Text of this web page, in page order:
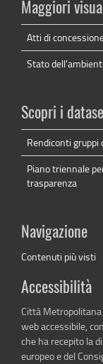
Maggiori
Atti di
Stato
Scopri i
Rendiconti
Piano triennale
trasparenza
Navigazione
Contenuti più visti
Accessibilità
Città Metropolitana
web accessibile,
che ha recepito la
europeo e del